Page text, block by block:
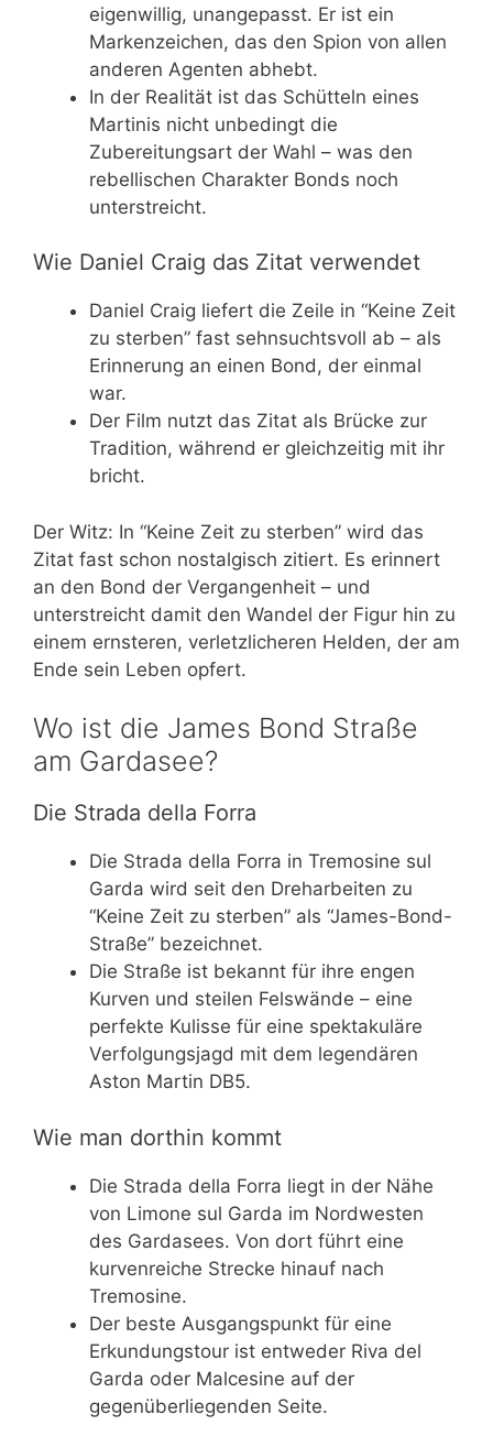
eigenwillig, unangepasst. Er ist ein
Markenzeichen, das den Spion von allen
anderen Agenten abhebt.
In der Realität ist das Schütteln eines
Martinis nicht unbedingt die
Zubereitungsart der Wahl – was den
rebellischen Charakter Bonds noch
unterstreicht.
Wie Daniel Craig das Zitat verwendet
Daniel Craig liefert die Zeile in “Keine Zeit
zu sterben” fast sehnsuchtsvoll ab – als
Erinnerung an einen Bond, der einmal
war.
Der Film nutzt das Zitat als Brücke zur
Tradition, während er gleichzeitig mit ihr
bricht.
Der Witz: In “Keine Zeit zu sterben” wird das
Zitat fast schon nostalgisch zitiert. Es erinnert
an den Bond der Vergangenheit – und
unterstreicht damit den Wandel der Figur hin zu
einem ernsteren, verletzlicheren Helden, der am
Ende sein Leben opfert.
Wo ist die James Bond Straße
am Gardasee?
Die Strada della Forra
Die Strada della Forra in Tremosine sul
Garda wird seit den Dreharbeiten zu
“Keine Zeit zu sterben” als “James-Bond-
Straße” bezeichnet.
Die Straße ist bekannt für ihre engen
Kurven und steilen Felswände – eine
perfekte Kulisse für eine spektakuläre
Verfolgungsjagd mit dem legendären
Aston Martin DB5.
Wie man dorthin kommt
Die Strada della Forra liegt in der Nähe
von Limone sul Garda im Nordwesten
des Gardasees. Von dort führt eine
kurvenreiche Strecke hinauf nach
Tremosine.
Der beste Ausgangspunkt für eine
Erkundungstour ist entweder Riva del
Garda oder Malcesine auf der
gegenüberliegenden Seite.